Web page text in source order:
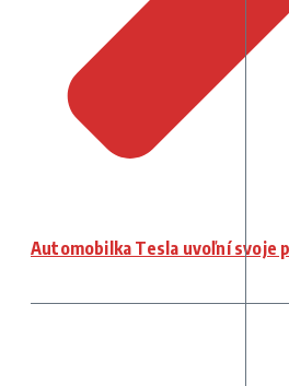
Automobilka Tesla uvoľní svoje